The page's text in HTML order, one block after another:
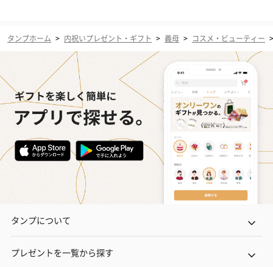
タンプホーム > 内祝いプレゼント・ギフト > 義母 > コスメ・ビューティー
タンプについて
プレゼントを一覧から探す